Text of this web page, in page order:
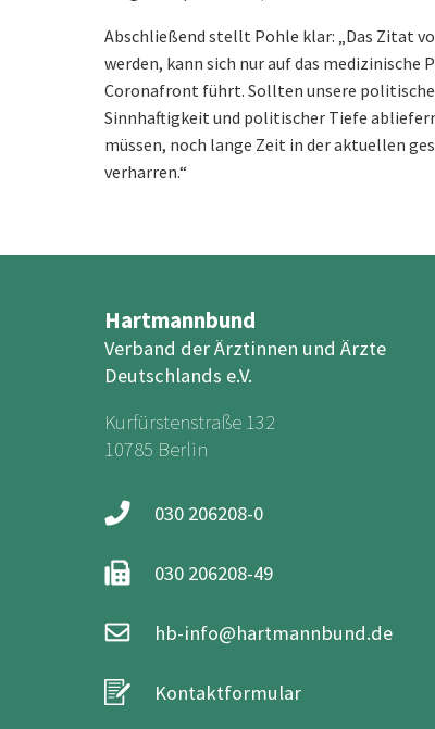
Abschließend stellt Pohle klar: „Das Zitat
werden, kann sich nur auf das medizinische
Coronafront führt. Sollten unsere
Sinnhaftigkeit und politischer Tiefe
müssen, noch lange Zeit in der aktuellen
verharren.“
Hartmannbund
Verband der Ärztinnen und Ärzte
Deutschlands e.V.
Kurfürstenstraße 132
10785 Berlin
030 206208-0
030 206208-49
hb-info@hartmannbund.de
Kontaktformular